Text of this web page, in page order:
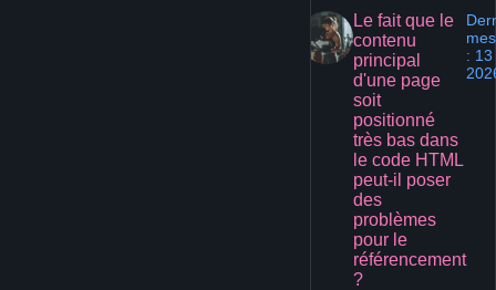
Le fait que le
contenu
principal
d'une page
soit
positionné
très bas dans
le code HTML
peut-il poser
des
problèmes
pour le
référencement
?
: